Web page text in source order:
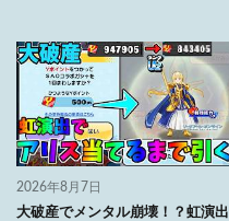
2026年8月7日
大破産でメンタル崩壊！？虹演出